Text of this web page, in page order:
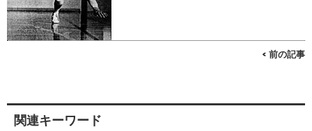
< 前の記事
関連キーワード